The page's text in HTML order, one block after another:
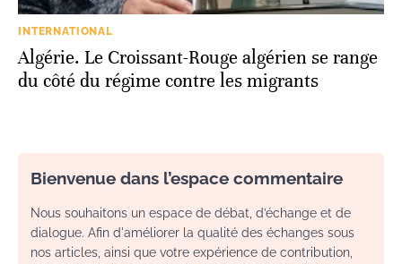
INTERNATIONAL
Algérie. Le Croissant-Rouge algérien se range
du côté du régime contre les migrants
Bienvenue dans l’espace commentaire
Nous souhaitons un espace de débat, d’échange et de
dialogue. Afin d'améliorer la qualité des échanges sous
nos articles, ainsi que votre expérience de contribution,